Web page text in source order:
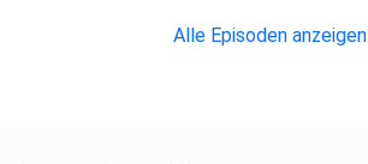
Alle Episoden anzeigen